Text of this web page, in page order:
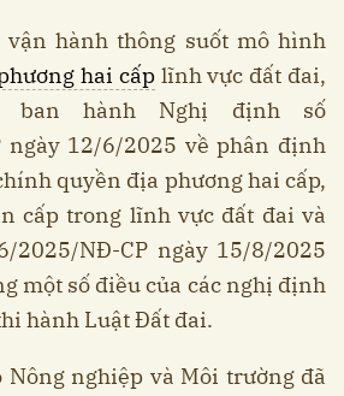
hành thông suốt mô hình
hai cấplĩnh vực đất đai,
ban hành Nghị định số
ngày 12/6/2025 về phân định
quyền địa phương hai cấp,
cấp trong lĩnh vực đất đai và
2025/NĐ-CP ngày 15/8/2025
một số điều của các nghị định
hành Luật Đất đai.
Nông nghiệp và Môi trường đã